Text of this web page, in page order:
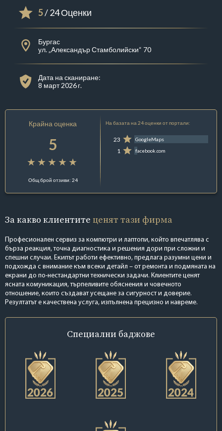
5/ 24 Оценки
Бургас
ул. „Александър Стамболийски“ 70
Дата на сканиране:
8 март 2026 г.
Крайна оценка
5
Общ брой отзиви: 24
На базата на 24 оценки от портали:
23 GoogleMaps
1 facebook.com
За какво клиентите ценят тази фирма
Професионален сервиз за компютри и лаптопи, който впечатлява с
бърза реакция, точна диагностика и решения дори при сложни и
спешни случаи. Екипът работи ефективно, предлага разумни цени и
подхожда с внимание към всеки детайл – от ремонта и подмяната на
екрани до по-нестандартни технически задачи. Клиентите ценят
ясната комуникация, търпеливите обяснения и човечното
отношение, които създават усещане за сигурност и доверие.
Резултатът е качествена услуга, изпълнена прецизно и навреме.
Специални баджове